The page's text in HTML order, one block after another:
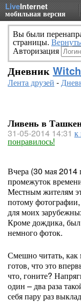
LiveInternet
мобильная версия
Вы были
страницы.
Авторизация
Дневник
Лента друзей -
Ливень в
31-05-2014 14:31 к
понравилось!
Вчера (30 мая 2014
промежуток
Местным жителям
потому
для моих
Кроме дождика,
немного фоток.
Смешно читать,
готов, что это
что, гоните?
один – два раза
себя пару раз